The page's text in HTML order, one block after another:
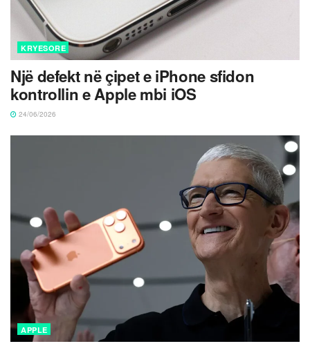
KRYESORE
Një defekt në çipet e iPhone sfidon
kontrollin e Apple mbi iOS
24/06/2026
APPLE